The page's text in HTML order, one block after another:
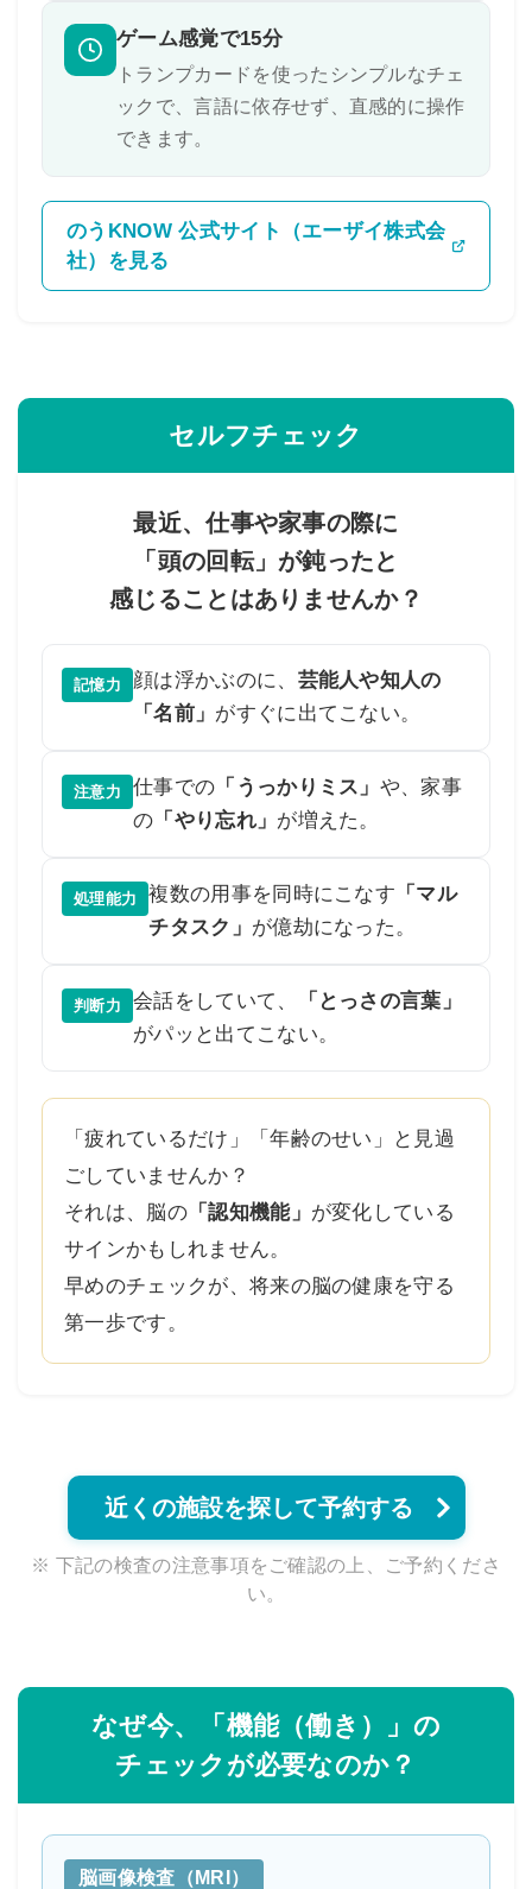
ゲーム感覚で15分
トランプカードを使ったシンプルなチェ
ックで、言語に依存せず、直感的に操作
できます。
のうKNOW 公式サイト（エーザイ株式会
社）を見る
セルフチェック
最近、仕事や家事の際に
「頭の回転」が鈍ったと
感じることはありませんか？
記憶力 顔は浮かぶのに、 芸能人や知人の
「名前」 がすぐに出てこない。
注意力 仕事での 「うっかりミス」 や、家事
の 「やり忘れ」 が増えた。
処理能力 複数の用事を同時にこなす 「マル
チタスク」 が億劫になった。
判断力 会話をしていて、
「とっさの言葉」
がパッと出てこない。
「疲れているだけ」「年齢のせい」と見過
ごしていませんか？
それは、脳の「認知機能」 が変化している
サインかもしれません。
早めのチェックが、将来の脳の健康を守る
第一歩です。
近くの施設を探して予約する
※ 下記の検査の注意事項をご確認の上、ご予約くださ
い。
なぜ今、「機能（働き）」の
チェックが必要なのか？
脳画像検査（MRI）